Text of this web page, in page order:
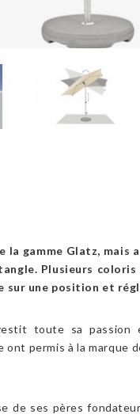
gamme Glatz, mais
Plusieurs
une position et
toute sa
permis à la marque
de ses pères